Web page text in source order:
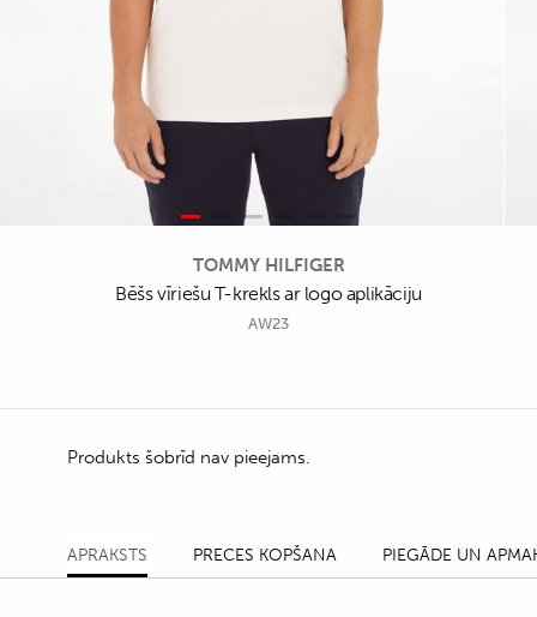
TOMMY HILFIGER
Bēšs vīriešu T-krekls ar logo aplikāciju
AW23
Produkts šobrīd nav pieejams.
APRAKSTS PRECES KOPŠANA PIEGĀDE UN